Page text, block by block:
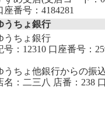
座番号：4184281
うちょ銀行
うちょ銀行
号：12310 口座番号：
うちょ他銀行からの振
名：二三八 店番：238